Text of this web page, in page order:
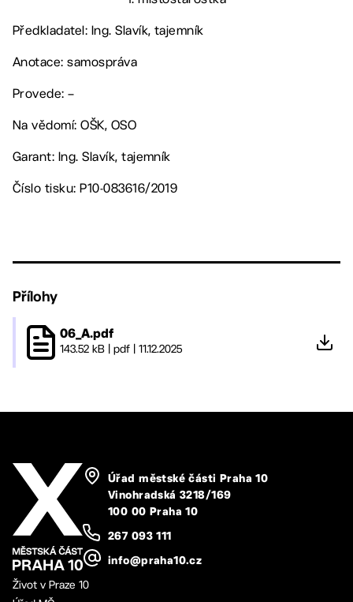
Předkladatel: Ing. Slavík, tajemník
Anotace: samospráva
Provede: –
Na vědomí: OŠK, OSO
Garant: Ing. Slavík, tajemník
Číslo tisku: P10-083616/2019
Přílohy
06_A.pdf
143.52 kB pdf 11.12.2025
Úřad městské části Praha 10
Vinohradská 3218/169
100 00 Praha 10
267 093 111
info@praha10.cz
Život v Praze 10